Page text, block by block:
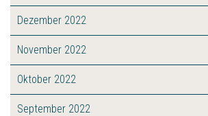
Dezember 2022
November 2022
Oktober 2022
September 2022